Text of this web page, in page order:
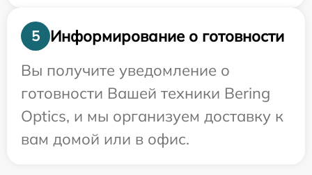
5
Информирование о готовности
Вы получите уведомление о
готовности Вашей техники Bering
Optics, и мы организуем доставку к
вам домой или в офис.